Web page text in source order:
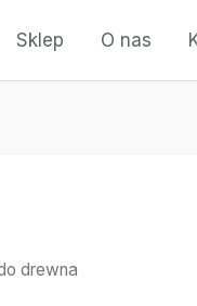
Sklep O nas
drewna